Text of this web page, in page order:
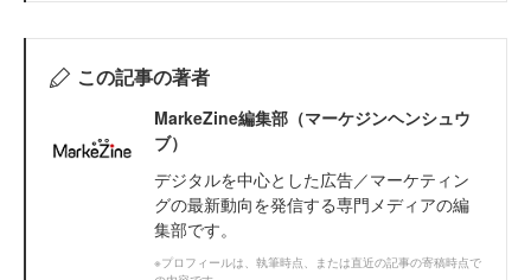
この記事の著者
MarkeZine編集部（マーケジンヘンシュウ
ブ）
デジタルを中心とした広告／マーケティン
グの最新動向を発信する専門メディアの編
集部です。
※プロフィールは、執筆時点、または直近の記事の寄稿時点で